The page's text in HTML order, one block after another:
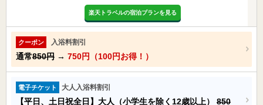
楽天トラベルの宿泊プランを見る
クーポン 入浴料割引
通常850円 → 750円（100円お得！）
電子チケット 大人入浴料割引
【平日、土日祝全日】大人（小学生を除く12歳以上） 850